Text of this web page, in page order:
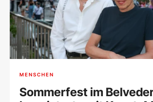
MENSCHEN
Sommerfest im